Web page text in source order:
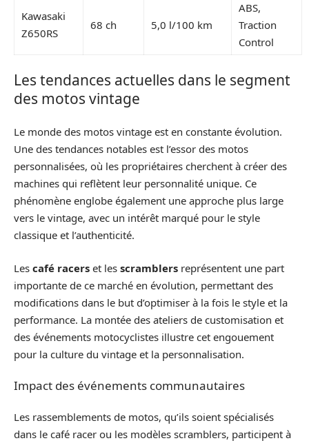
Kawasaki
Z650RS
68 ch 5,0 l/100 km
ABS,
Traction
Control
Les tendances actuelles dans le segment
des motos vintage
Le monde des motos vintage est en constante évolution.
Une des tendances notables est l’essor des motos
personnalisées, où les propriétaires cherchent à créer des
machines qui reflètent leur personnalité unique. Ce
phénomène englobe également une approche plus large
vers le vintage, avec un intérêt marqué pour le style
classique et l’authenticité.
Les café racers et les scramblers représentent une part
importante de ce marché en évolution, permettant des
modifications dans le but d’optimiser à la fois le style et la
performance. La montée des ateliers de customisation et
des événements motocyclistes illustre cet engouement
pour la culture du vintage et la personnalisation.
Impact des événements communautaires
Les rassemblements de motos, qu’ils soient spécialisés
dans le café racer ou les modèles scramblers, participent à